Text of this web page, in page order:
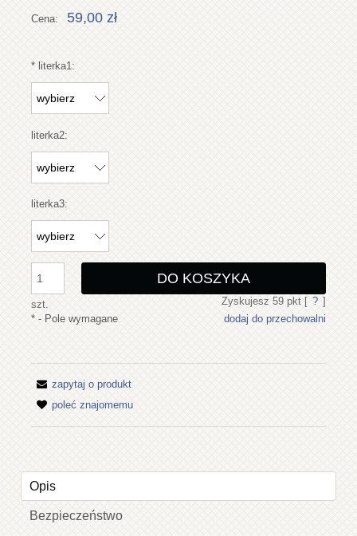
Cena: 59,00 zł
* literka1:
literka2:
literka3:
szt.
DO KOSZYKA
Zyskujesz 59pkt [ ? ]
dodaj do przechowalni
* - Pole wymagane
zapytaj o produkt
poleć znajomemu
Opis
Bezpieczeństwo